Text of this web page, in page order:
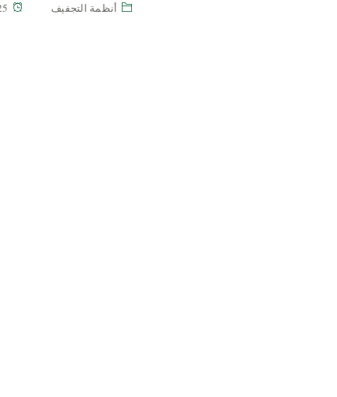
أنظمة التجفيف